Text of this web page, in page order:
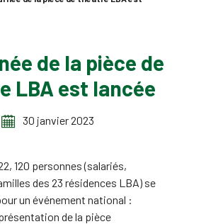
de la pièce de
LBA est lancée
30 janvier 2023
120 personnes (salariés,
des 23 résidences LBA) se
un événement national :
de la pièce